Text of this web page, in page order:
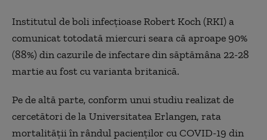
Institutul de boli infecţioase Robert Koch (RKI) a
comunicat totodată miercuri seara că aproape 90%
(88%) din cazurile de infectare din săptămâna 22-28
martie au fost cu varianta britanică.
Pe de altă parte, conform unui studiu realizat de
cercetători de la Universitatea Erlangen, rata
mortalităţii în rândul pacienţilor cu COVID-19 din